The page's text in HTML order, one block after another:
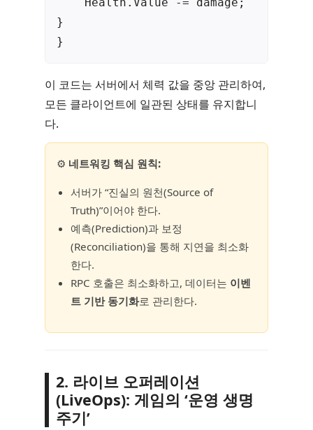
    Health.Value -= damage;
}
}
이 코드는 서버에서 체력 값을 중앙 관리하여,
모든 클라이언트에 일관된 상태를 유지합니
다.
⚙️ 네트워킹 핵심 원칙:
서버가 “진실의 원천(Source of
Truth)”이어야 한다.
예측(Prediction)과 보정
(Reconciliation)을 통해 지연을 최소화
한다.
RPC 호출은 최소화하고, 데이터는 이벤
트 기반 동기화로 관리한다.
2. 라이브 오퍼레이션
(LiveOps): 게임의 ‘운영 생명
주기’